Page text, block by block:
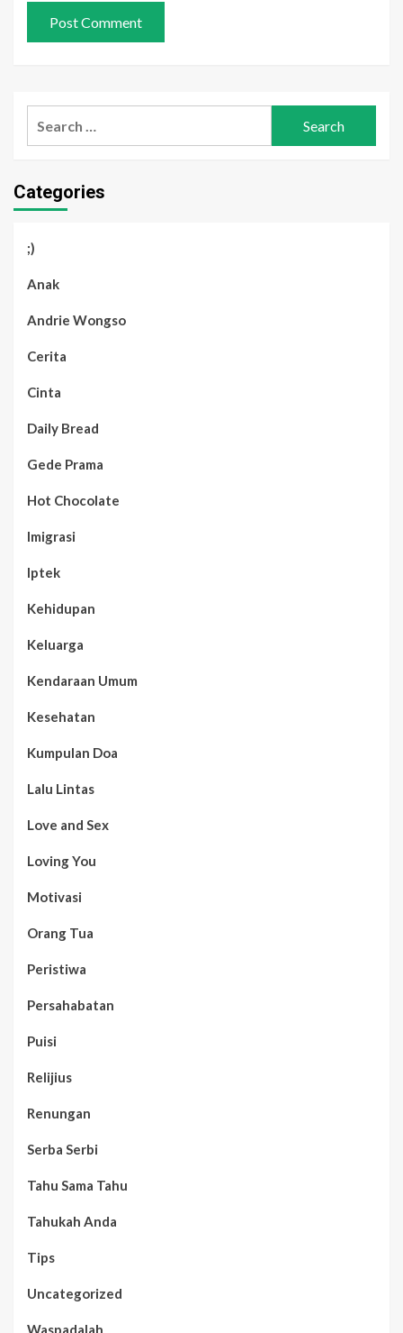
Categories
;)
Anak
Andrie Wongso
Cerita
Cinta
Daily Bread
Gede Prama
Hot Chocolate
Imigrasi
Iptek
Kehidupan
Keluarga
Kendaraan Umum
Kesehatan
Kumpulan Doa
Lalu Lintas
Love and Sex
Loving You
Motivasi
Orang Tua
Peristiwa
Persahabatan
Puisi
Relijius
Renungan
Serba Serbi
Tahu Sama Tahu
Tahukah Anda
Tips
Uncategorized
Waspadalah